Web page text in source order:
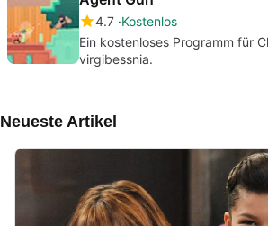
4.7 Kostenlos
Ein kostenloses Programm für
virgibessnia.
Neueste Artikel